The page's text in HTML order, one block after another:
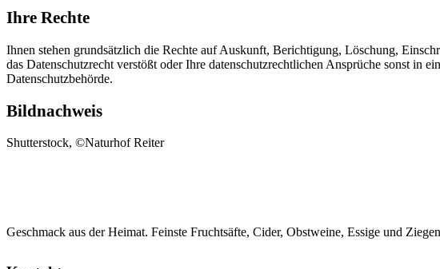
Ihre Rechte
Ihnen stehen grundsätzlich die Rechte auf Auskunft, Berichtigung, Löschung,
das Datenschutzrecht verstößt oder Ihre datenschutzrechtlichen Ansprüche sonst in
Datenschutzbehörde.
Bildnachweis
Shutterstock, ©Naturhof Reiter
Geschmack aus der Heimat. Feinste Fruchtsäfte, Cider, Obstweine, Essige und